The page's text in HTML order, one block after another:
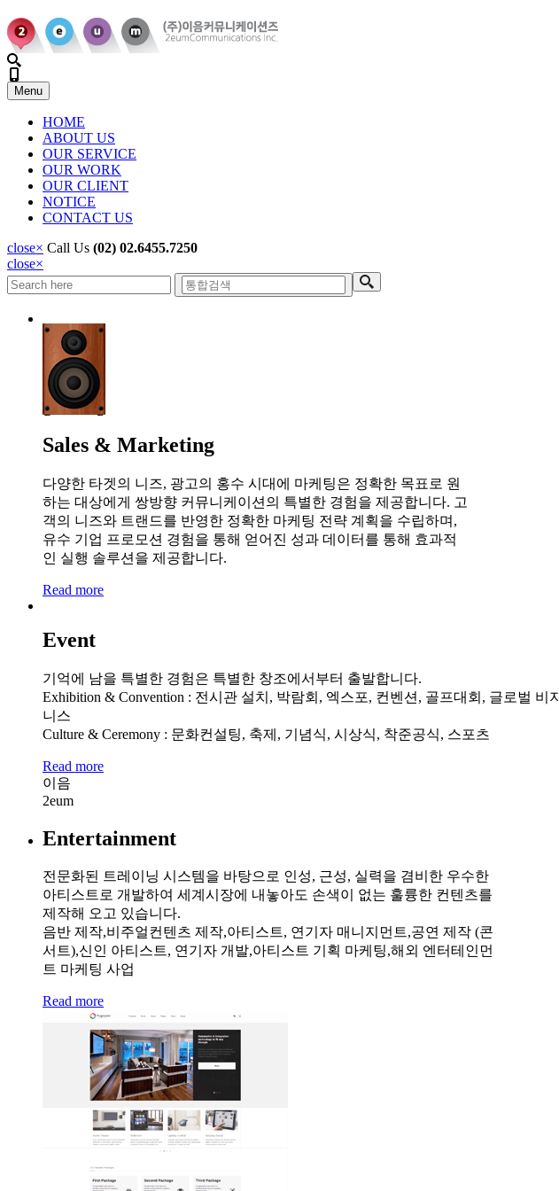
Menu
HOME
ABOUT US
OUR SERVICE
OUR WORK
OUR CLIENT
NOTICE
CONTACT US
close× Call Us (02) 02.6455.7250
close×
Sales & Marketing
다양한 타겟의 니즈, 광고의 홍수 시대에 마케팅은 정확한 목표로 원
하는 대상에게 쌍방향 커뮤니케이션의 특별한 경험을 제공합니다. 고
객의 니즈와 트랜드를 반영한 정확한 마케팅 전략 계획을 수립하며,
유수 기업 프로모션 경험을 통해 얻어진 성과 데이터를 통해 효과적
인 실행 솔루션을 제공합니다.
Read more
Event
기억에 남을 특별한 경험은 특별한 창조에서부터 출발합니다.
Exhibition & Convention : 전시관 설치, 박람회, 엑스포, 컨벤션, 골프대회, 글로벌 비지
니스
Culture & Ceremony : 문화컨설팅, 축제, 기념식, 시상식, 착준공식, 스포츠
Read more
이음
2eum
Entertainment
전문화된 트레이닝 시스템을 바탕으로 인성, 근성, 실력을 겸비한 우수한
아티스트로 개발하여 세계시장에 내놓아도 손색이 없는 훌륭한 컨텐츠를
제작해 오고 있습니다.
음반 제작,비주얼컨텐츠 제작,아티스트, 연기자 매니지먼트,공연 제작 (콘
서트),신인 아티스트, 연기자 개발,아티스트 기획 마케팅,해외 엔터테인먼
트 마케팅 사업
Read more